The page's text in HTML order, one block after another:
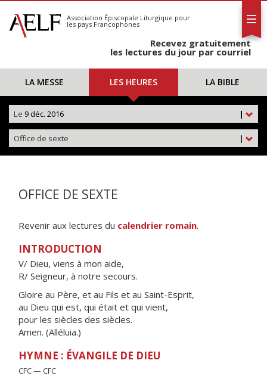
S'abonner
Calendrier
Association Épiscopale Liturgique pour
les pays Francophones
Recevez gratuitement
les lectures du jour par courriel
LA MESSE LES HEURES LA BIBLE
|
Le 9 déc. 2016
|
Office de sexte
OFFICE DE SEXTE
Revenir aux lectures du calendrier romain.
INTRODUCTION
V/ Dieu, viens à mon aide,
R/ Seigneur, à notre secours.
Gloire au Père, et au Fils et au Saint-Esprit,
au Dieu qui est, qui était et qui vient,
pour les siècles des siècles.
Amen. (Alléluia.)
HYMNE : ÉVANGILE DE DIEU
CFC — CFC